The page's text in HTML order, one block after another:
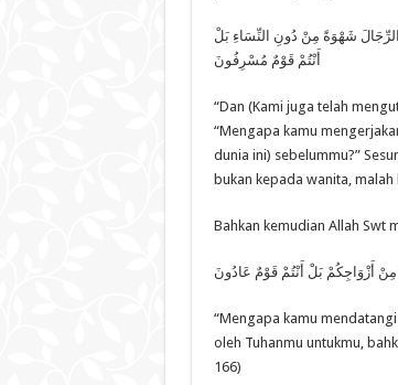
الرِّجَالَ شَهْوَةً مِنْ دُونِ النِّسَاءِ بَلْ
أَنْتُمْ قَوْمٌ مُسْرِفُونَ
“Dan (Kami juga telah
“Mengapa kamu
dunia ini) sebelummu?”
bukan kepada wanita, malah
Bahkan kemudian Allah Swt
مِنْ أَزْوَاجِكُمْ بَلْ أَنْتُمْ قَوْمٌ عَادُونَ
“Mengapa kamu
oleh Tuhanmu untukmu,
166)